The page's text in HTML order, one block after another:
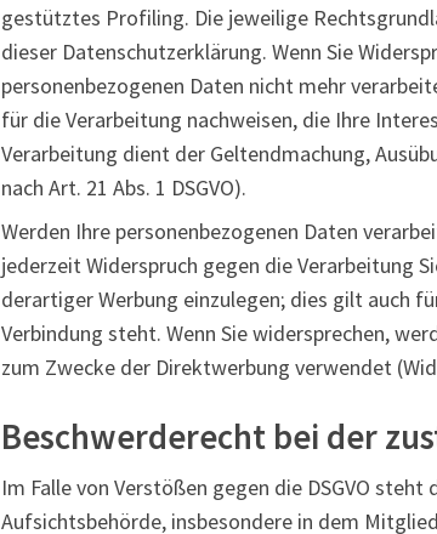
gestütztes Profiling. Die jeweilige
dieser Datenschutzerklärung. Wenn Sie
personenbezogenen Daten nicht mehr
für die Verarbeitung nachweisen, die Ihre
Verarbeitung dient der Geltendmachung,
nach Art. 21 Abs. 1 DSGVO).
Werden Ihre personenbezogenen Daten
jederzeit Widerspruch gegen die Verarbeitung
derartiger Werbung einzulegen; dies gilt auch
Verbindung steht. Wenn Sie widersprechen,
zum Zwecke der Direktwerbung verwendet
Beschwerderecht bei der
Im Falle von Verstößen gegen die DSGVO
Aufsichtsbehörde, insbesondere in dem